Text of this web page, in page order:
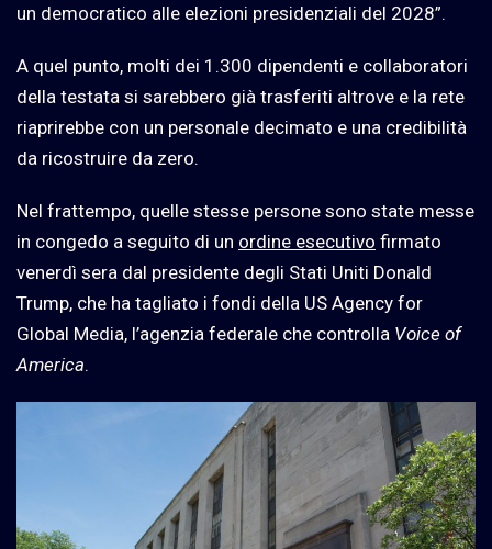
un democratico alle elezioni presidenziali del 2028”.
A quel punto, molti dei 1.300 dipendenti e collaboratori
della testata si sarebbero già trasferiti altrove e la rete
riaprirebbe con un personale decimato e una credibilità
da ricostruire da zero.
Nel frattempo, quelle stesse persone sono state messe
in congedo a seguito di un ordine esecutivo firmato
venerdì sera dal presidente degli Stati Uniti Donald
Trump, che ha tagliato i fondi della US Agency for
Global Media, l’agenzia federale che controlla Voice of
America.